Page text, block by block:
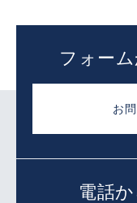
フォー
お
電話